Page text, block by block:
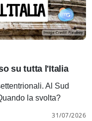
su tutta l'Italia
Al Sud
la svolta?
31/07/2026